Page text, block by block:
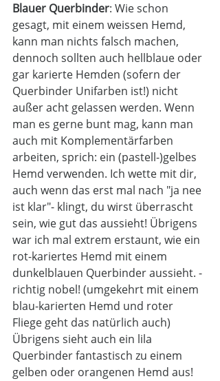
Blauer Querbinder: Wie schon
gesagt, mit einem weissen Hemd,
kann man nichts falsch machen,
dennoch sollten auch hellblaue oder
gar karierte Hemden (sofern der
Querbinder Unifarben ist!) nicht
außer acht gelassen werden. Wenn
man es gerne bunt mag, kann man
auch mit Komplementärfarben
arbeiten, sprich: ein (pastell-)gelbes
Hemd verwenden. Ich wette mit dir,
auch wenn das erst mal nach "ja nee
ist klar"- klingt, du wirst überrascht
sein, wie gut das aussieht! Übrigens
war ich mal extrem erstaunt, wie ein
rot-kariertes Hemd mit einem
dunkelblauen Querbinder aussieht. -
richtig nobel! (umgekehrt mit einem
blau-karierten Hemd und roter
Fliege geht das natürlich auch)
Übrigens sieht auch ein lila
Querbinder fantastisch zu einem
gelben oder orangenen Hemd aus!